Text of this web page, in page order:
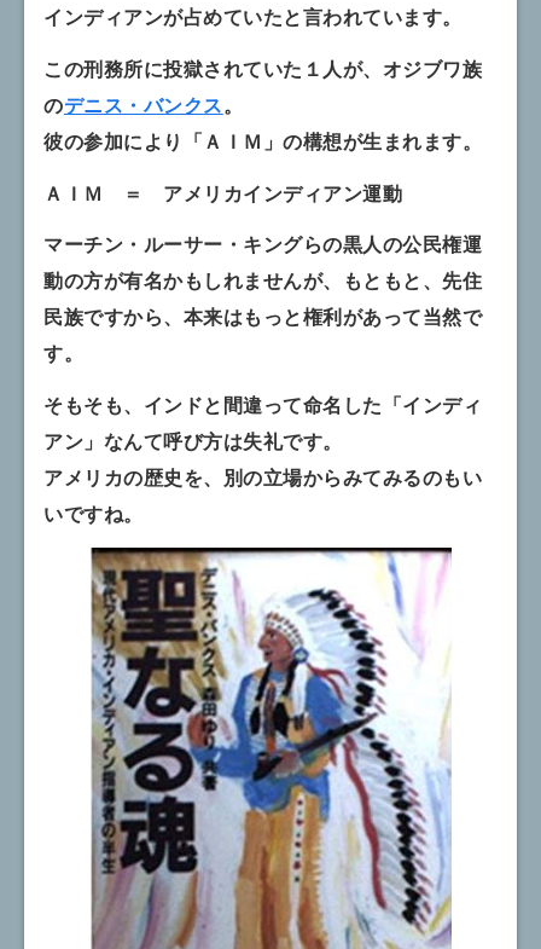
インディアンが占めていたと言われています。
この刑務所に投獄されていた１人が、オジブワ族
のデニス・バンクス。
彼の参加により「ＡＩＭ」の構想が生まれます。
ＡＩＭ ＝ アメリカインディアン運動
マーチン・ルーサー・キングらの黒人の公民権運
動の方が有名かもしれませんが、もともと、先住
民族ですから、本来はもっと権利があって当然で
す。
そもそも、インドと間違って命名した「インディ
アン」なんて呼び方は失礼です。
アメリカの歴史を、別の立場からみてみるのもい
いですね。